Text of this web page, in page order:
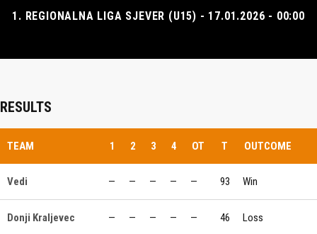
1. REGIONALNA LIGA SJEVER (U15) - 17.01.2026 - 00:00
RESULTS
TEAM 1 2 3 4 OT T OUTCOME
Vedi — — — — — 93 Win
Donji Kraljevec — — — — — 46 Loss